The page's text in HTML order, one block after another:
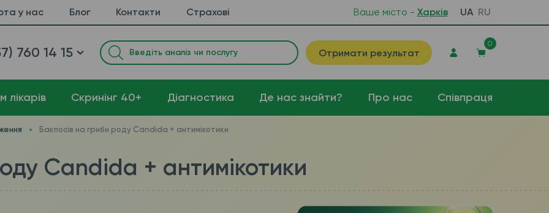
у нас Блог Контакти Страхові Ваше місто - Харків UA RU
760 14 15 Отримати результат
0
лікарів Cкринінг 40+ Діагностика Де нас знайти? Про нас Співпраця
Бакпосів на гриби роду Candida + антимікотики
Candida + антимікотики